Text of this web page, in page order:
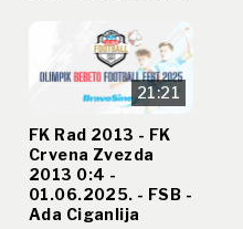
21:21
FK Rad 2013 - FK
Crvena Zvezda
2013 0:4 -
01.06.2025. - FSB -
Ada Ciganlija